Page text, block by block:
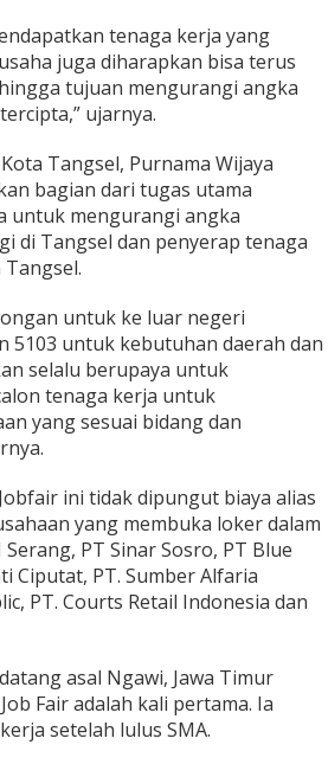
tenaga kerja yang
juga diharapkan bisa terus
tujuan mengurangi angka
ujarnya.
Tangsel, Purnama Wijaya
bagian dari tugas utama
untuk mengurangi angka
di Tangsel dan penyerap tenaga
untuk ke luar negeri
5103 untuk kebutuhan daerah dan
selalu berupaya untuk
tenaga kerja untuk
yang sesuai bidang dan
ini tidak dipungut biaya alias
yang membuka loker dalam
PT Sinar Sosro, PT Blue
Ciputat, PT. Sumber Alfaria
PT. Courts Retail Indonesia dan
asal Ngawi, Jawa Timur
Fair adalah kali pertama. Ia
setelah lulus SMA.